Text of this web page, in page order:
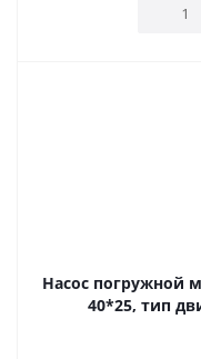
Насос погружной
40*25, тип